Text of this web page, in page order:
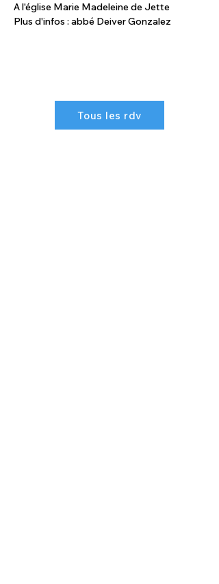
A l'église Marie Madeleine de Jette
Plus d'infos : abbé Deiver Gonzalez
Tous les rdv